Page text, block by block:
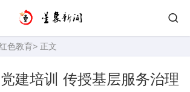
色教育> 正文
建培训 传授基层服务治理